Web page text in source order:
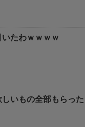
いたわｗｗｗｗ
しいもの全部もらった